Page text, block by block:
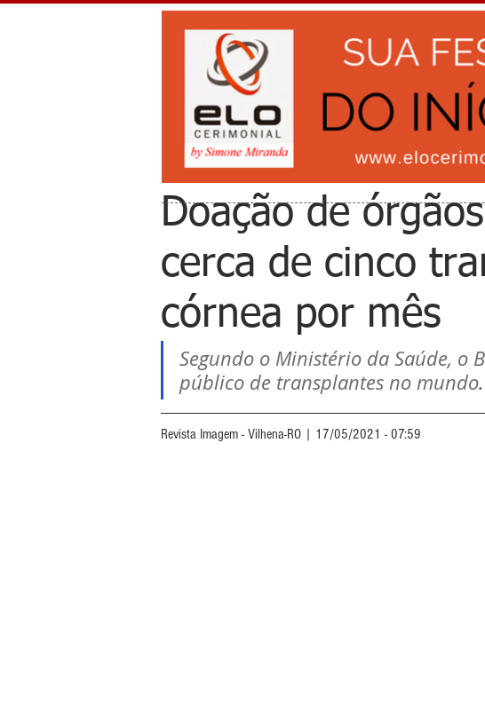
Doação de
cerca de cinco
córnea por mês
Segundo o Ministério da Saúde, o
público de transplantes no mundo.
Revista Imagem - Vilhena-RO | 17/05/2021 - 07:59